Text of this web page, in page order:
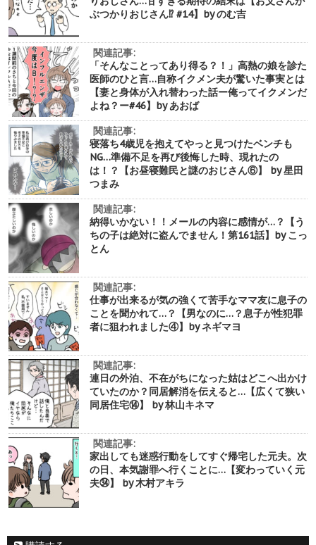
ぶつかりおじさん⁉︎ #14】by のむ吉
関連記事:
「そんなことってあり得る？！」高熱の娘を診た
医師のひと言…自称イクメン夫が驚いた事実とは
【妻と身体が入れ替わった話ー俺ってイクメンだ
よね？ー#46】by あおば
関連記事:
寝落ち4歳児を抱えてやっと見つけたベンチも
NG…準備不足を再び後悔した時、現れたの
は！？【お昼寝難民と謎のおじさん⑥】 by 星田
つまみ
関連記事:
納得いかない！！メールの内容に感情が…？【う
ちの子は絶対に盗んでません！第161話】by こっ
とん
関連記事:
仕事が出来るが気の強くて苦手なママ友に息子の
ことを聞かれて…？【男なのに…？息子が性犯罪
者に狙われました④】by ネギマヨ
関連記事:
連日の外泊、不在がちになった姑はどこへ出かけ
ていたのか？同居解消を伝えると…【広くて狭い
同居住宅⑭】 by 林山キネマ
関連記事:
家出しても迷惑行動をしてすぐ帰宅した元夫。次
の日、本気謝罪へ行くことに…【変わっていく元
夫㉞】 by 木村アキラ